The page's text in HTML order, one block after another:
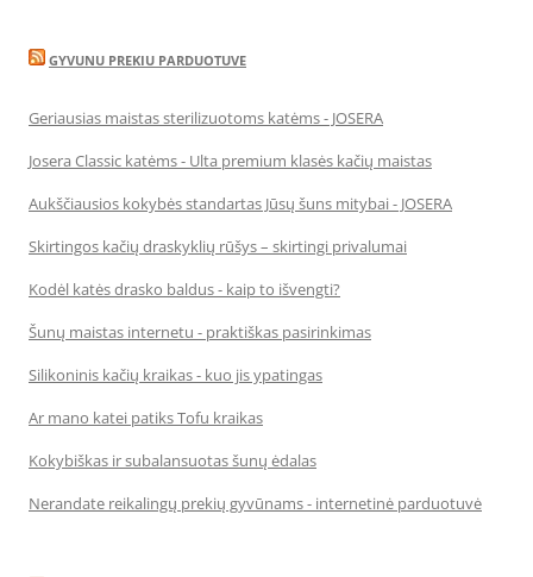
GYVUNU PREKIU PARDUOTUVE
Geriausias maistas sterilizuotoms katėms - JOSERA
Josera Classic katėms - Ulta premium klasės kačių maistas
Aukščiausios kokybės standartas Jūsų šuns mitybai - JOSERA
Skirtingos kačių draskyklių rūšys – skirtingi privalumai
Kodėl katės drasko baldus - kaip to išvengti?
Šunų maistas internetu - praktiškas pasirinkimas
Silikoninis kačių kraikas - kuo jis ypatingas
Ar mano katei patiks Tofu kraikas
Kokybiškas ir subalansuotas šunų ėdalas
Nerandate reikalingų prekių gyvūnams - internetinė parduotuvė